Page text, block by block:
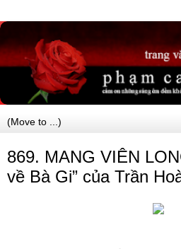
869. MANG VIÊN
về Bà Gi” của Trần